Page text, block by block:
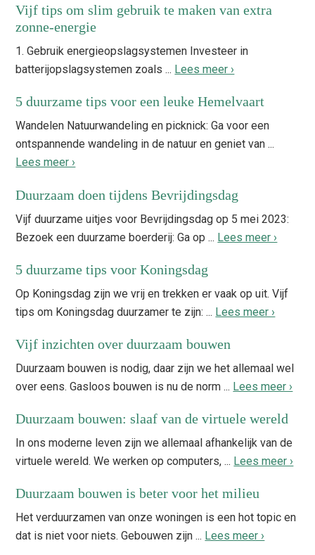
Vijf tips om slim gebruik te maken van extra
zonne-energie
1. Gebruik energieopslagsystemen Investeer in
batterijopslagsystemen zoals ... Lees meer ›
5 duurzame tips voor een leuke Hemelvaart
Wandelen Natuurwandeling en picknick: Ga voor een
ontspannende wandeling in de natuur en geniet van ...
Lees meer ›
Duurzaam doen tijdens Bevrijdingsdag
Vijf duurzame uitjes voor Bevrijdingsdag op 5 mei 2023:
Bezoek een duurzame boerderij: Ga op ... Lees meer ›
5 duurzame tips voor Koningsdag
Op Koningsdag zijn we vrij en trekken er vaak op uit. Vijf
tips om Koningsdag duurzamer te zijn: ... Lees meer ›
Vijf inzichten over duurzaam bouwen
Duurzaam bouwen is nodig, daar zijn we het allemaal wel
over eens. Gasloos bouwen is nu de norm ... Lees meer ›
Duurzaam bouwen: slaaf van de virtuele wereld
In ons moderne leven zijn we allemaal afhankelijk van de
virtuele wereld. We werken op computers, ... Lees meer ›
Duurzaam bouwen is beter voor het milieu
Het verduurzamen van onze woningen is een hot topic en
dat is niet voor niets. Gebouwen zijn ... Lees meer ›